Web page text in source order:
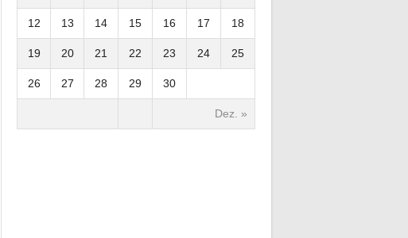
Dez. »
12 13 14 15 16 17 18
19 20 21 22 23 24 25
26 27 28 29 30